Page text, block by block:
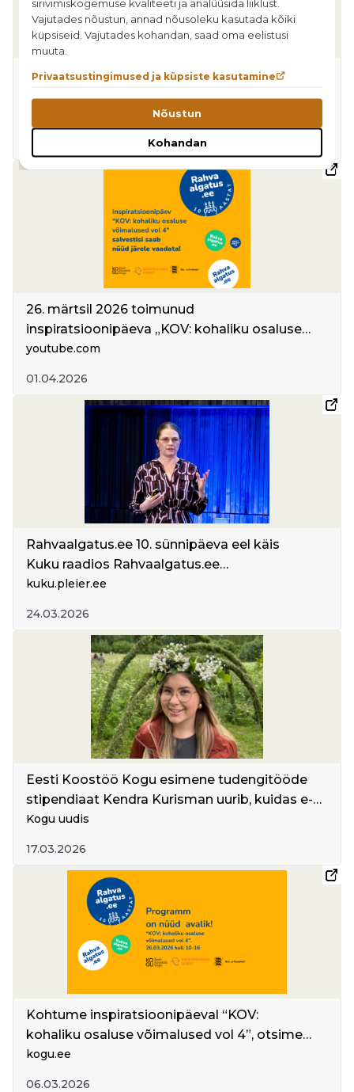
Vikerraadio. “Uudis+”. Maarja-Leena Saar.
26. märtsil 2026 toimunud
inspiratsioonipäeva „KOV: kohaliku osaluse
võimalused vol 4“ salvestisi saab nüüd järele
youtube.com
01.04.2026
Rahvaalgatus.ee 10. sünnipäeva eel käis
Kuku raadios Rahvaalgatus.ee
osalusportaali käekäigust rääkimas Eesti
kuku.pleier.ee
24.03.2026
Eesti Koostöö Kogu esimene tudengitööde
stipendiaat Kendra Kurisman uurib, kuidas e-
petitsioonide platvormide disain mõjutab
Kogu uudis
17.03.2026
Kohtume inspiratsioonipäeval “KOV:
kohaliku osaluse võimalused vol 4”, otsime
vastuseid, kuidas luua ja hoida dialoogi ka
kogu.ee
06.03.2026
Vajutades nõustun, annad nõusoleku kasutada kõiki
küpsiseid. Vajutades kohandan, saad oma eelistusi
muuta.
Privaatsustingimused ja küpsiste kasutamine
Kohandan
Nõustun